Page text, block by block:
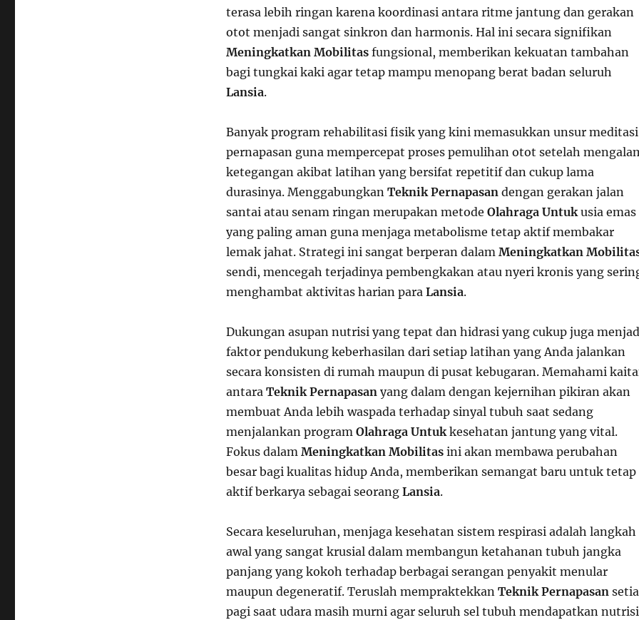
terasa lebih ringan karena koordinasi antara ritme jantung dan gerakan
otot menjadi sangat sinkron dan harmonis. Hal ini secara signifikan
Meningkatkan Mobilitasfungsional, memberikan kekuatan tambahan
bagi tungkai kaki agar tetap mampu menopang berat badan seluruh
Lansia.
Banyak program rehabilitasi fisik yang kini memasukkan unsur meditasi
pernapasan guna mempercepat proses pemulihan otot setelah
ketegangan akibat latihan yang bersifat repetitif dan cukup lama
durasinya. Menggabungkan Teknik Pernapasandengan gerakan jalan
santai atau senam ringan merupakan metode Olahraga Untukusia emas
yang paling aman guna menjaga metabolisme tetap aktif membakar
lemak jahat. Strategi ini sangat berperan dalam Meningkatkan
sendi, mencegah terjadinya pembengkakan atau nyeri kronis yang
menghambat aktivitas harian para Lansia.
Dukungan asupan nutrisi yang tepat dan hidrasi yang cukup juga
faktor pendukung keberhasilan dari setiap latihan yang Anda jalankan
secara konsisten di rumah maupun di pusat kebugaran. Memahami
antara Teknik Pernapasanyang dalam dengan kejernihan pikiran akan
membuat Anda lebih waspada terhadap sinyal tubuh saat sedang
menjalankan program Olahraga Untukkesehatan jantung yang vital.
Fokus dalam Meningkatkan Mobilitasini akan membawa perubahan
besar bagi kualitas hidup Anda, memberikan semangat baru untuk tetap
aktif berkarya sebagai seorang Lansia.
Secara keseluruhan, menjaga kesehatan sistem respirasi adalah langkah
awal yang sangat krusial dalam membangun ketahanan tubuh jangka
panjang yang kokoh terhadap berbagai serangan penyakit menular
maupun degeneratif. Teruslah mempraktekkan Teknik Pernapasan
pagi saat udara masih murni agar seluruh sel tubuh mendapatkan nutrisi